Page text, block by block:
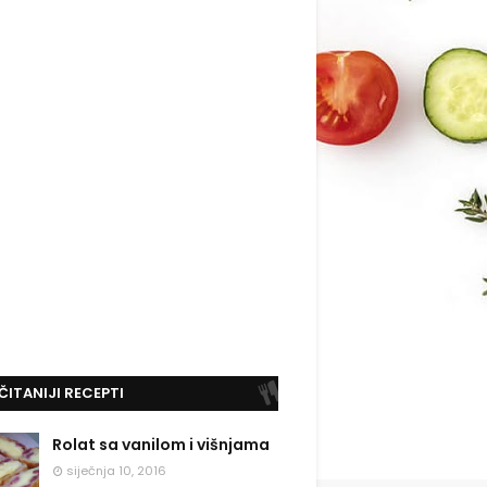
RECEPTI
Rolat sa vanilom i višnjama
siječnja 10, 2016